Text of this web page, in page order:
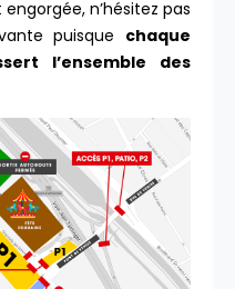
n’hésitez pas
puisque chaque
l’ensemble des